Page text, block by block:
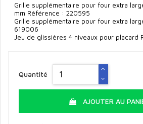
Grille supplémentaire pour four extra
mm Référence : 220595
Grille supplémentaire pour four extra
619006
Jeu de glissières 4 niveaux pour placard
Quantité
AJOUTER AU